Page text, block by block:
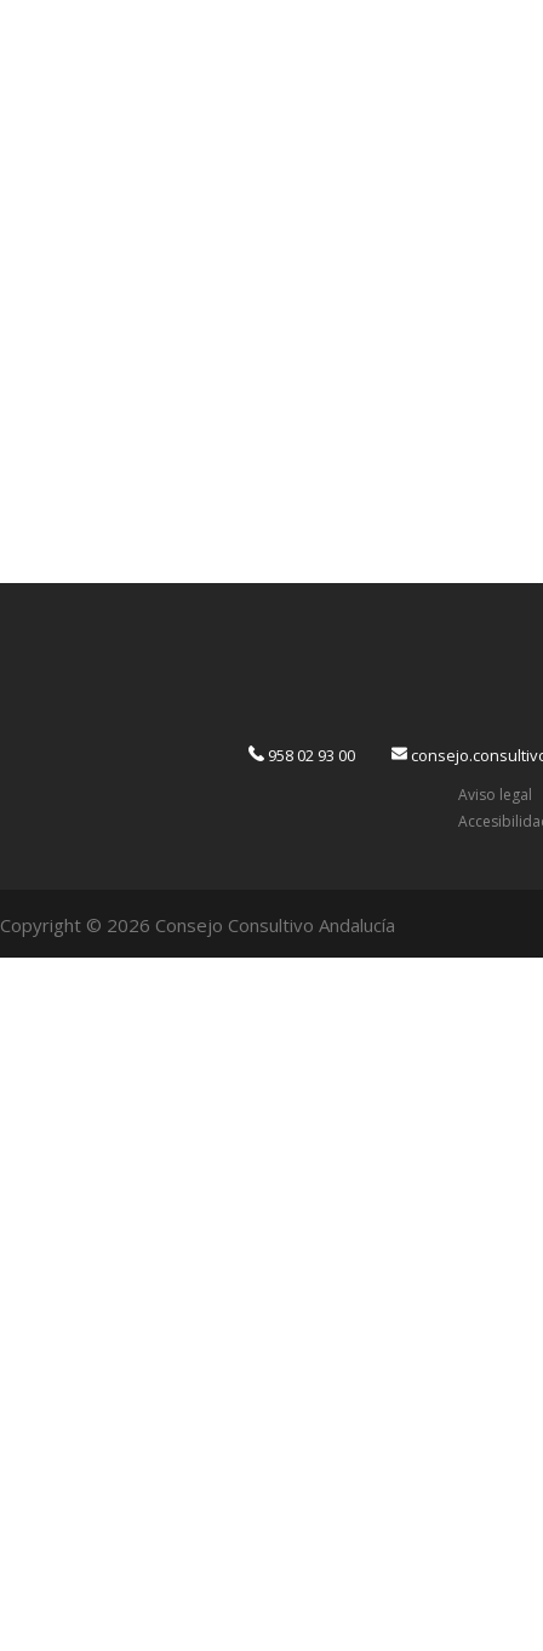
958 02 93 00
Aviso legal
Copyright © 2026 Consejo Consultivo Andalucía